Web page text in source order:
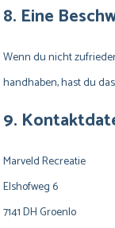
8. Eine
Wenn du nicht
handhaben, hast du
9.
Marveld Recreatie
Elshofweg 6
7141 DH Groenlo